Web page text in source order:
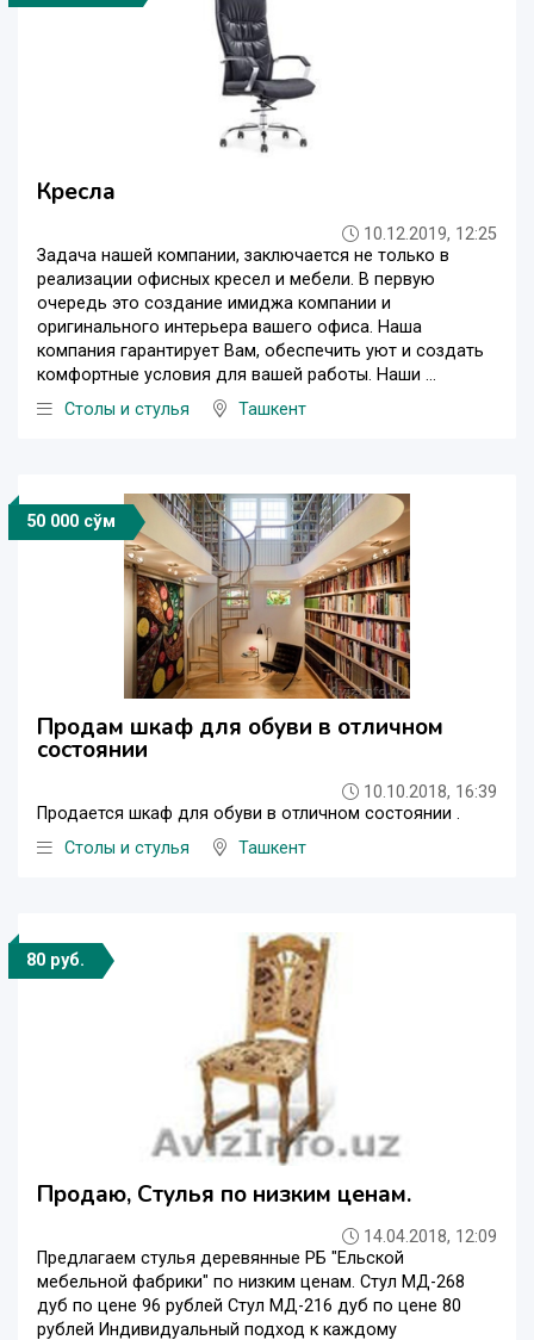
Кресла
10.12.2019, 12:25
Задача нашей компании, заключается не только в
реализации офисных кресел и мебели. В первую
очередь это создание имиджа компании и
оригинального интерьера вашего офиса. Наша
компания гарантирует Вам, обеспечить уют и создать
комфортные условия для вашей работы. Наши ...
Столы и стулья
Ташкент
50 000 сўм
Продам шкаф для обуви в отличном
состоянии
10.10.2018, 16:39
Продается шкаф для обуви в отличном состоянии .
Столы и стулья
Ташкент
80 руб.
Продаю, Стулья по низким ценам.
14.04.2018, 12:09
Предлагаем стулья деревянные РБ "Ельской
мебельной фабрики" по низким ценам. Стул МД-268
дуб по цене 96 рублей Стул МД-216 дуб по цене 80
рублей Индивидуальный подход к каждому